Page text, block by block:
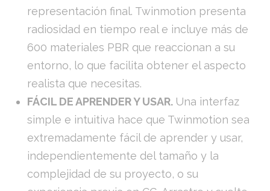
representación final. Twinmotion presenta
radiosidad en tiempo real e incluye más de
600 materiales PBR que reaccionan a su
entorno, lo que facilita obtener el aspecto
realista que necesitas.
FÁCIL DE APRENDER Y USAR. Una interfaz
simple e intuitiva hace que Twinmotion sea
extremadamente fácil de aprender y usar,
independientemente del tamaño y la
complejidad de su proyecto, o su